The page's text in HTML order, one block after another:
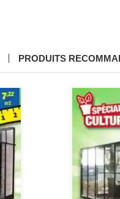
PRODUITS